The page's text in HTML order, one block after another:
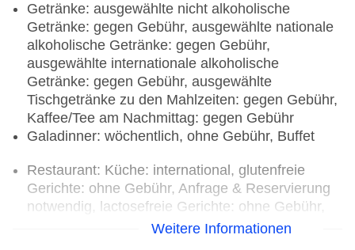
Getränke: ausgewählte nicht alkoholische
Getränke: gegen Gebühr, ausgewählte nationale
alkoholische Getränke: gegen Gebühr,
ausgewählte internationale alkoholische
Getränke: gegen Gebühr, ausgewählte
Tischgetränke zu den Mahlzeiten: gegen Gebühr,
Kaffee/Tee am Nachmittag: gegen Gebühr
Galadinner: wöchentlich, ohne Gebühr, Buffet
Restaurant: Küche: international, glutenfreie
Gerichte: ohne Gebühr, Anfrage & Reservierung
notwendig, lactosefreie Gerichte: ohne Gebühr,
Anfrage & Reservierung notwendig, vegetarische
Weitere Informationen